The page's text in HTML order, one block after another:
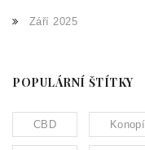
Září 2025
POPULÁRNÍ ŠTÍTKY
CBD Konopí